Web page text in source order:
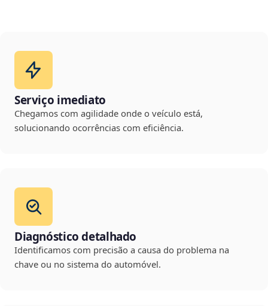
Serviço imediato
Chegamos com agilidade onde o veículo está,
solucionando ocorrências com eficiência.
Diagnóstico detalhado
Identificamos com precisão a causa do problema na
chave ou no sistema do automóvel.